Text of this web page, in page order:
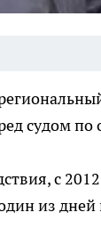
судом
с
из дней